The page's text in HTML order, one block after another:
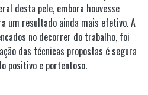
desta pele, embora houvesse
um resultado ainda mais efetivo. A
no decorrer do trabalho, foi
das técnicas propostas é segura
positivo e portentoso.